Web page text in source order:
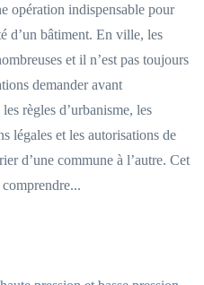
opération indispensable pour
d’un bâtiment. En ville, les
et il n’est pas toujours
demander avant
règles d’urbanisme, les
légales et les autorisations de
d’une commune à l’autre. Cet